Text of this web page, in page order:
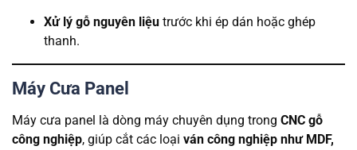
Xử lý gỗ nguyên liệu trước khi ép dán hoặc ghép
thanh.
Máy Cưa Panel
Máy cưa panel là dòng máy chuyên dụng trong CNC gỗ
công nghiệp, giúp cắt các loại ván công nghiệp như MDF,